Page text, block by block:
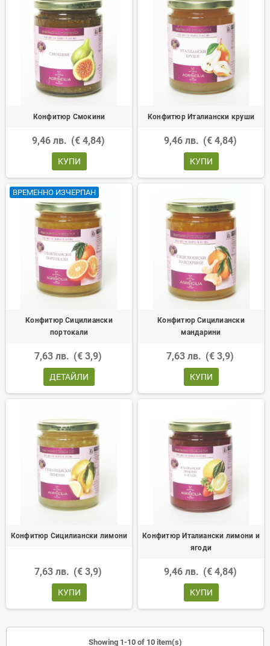
Конфитюр Смокини
9,46 лв. (€ 4,84)
КУПИ
Конфитюр Италиански круши
9,46 лв. (€ 4,84)
КУПИ
ВРЕМЕННО ИЗЧЕРПАН
Конфитюр Сицилиански
портокали
7,63 лв. (€ 3,9)
ДЕТАЙЛИ
Конфитюр Сицилиански
мандарини
7,63 лв. (€ 3,9)
КУПИ
Конфитюр Сицилиански лимони
7,63 лв. (€ 3,9)
КУПИ
Конфитюр Италиански лимони и
ягоди
9,46 лв. (€ 4,84)
КУПИ
Showing 1-10 of 10 item(s)